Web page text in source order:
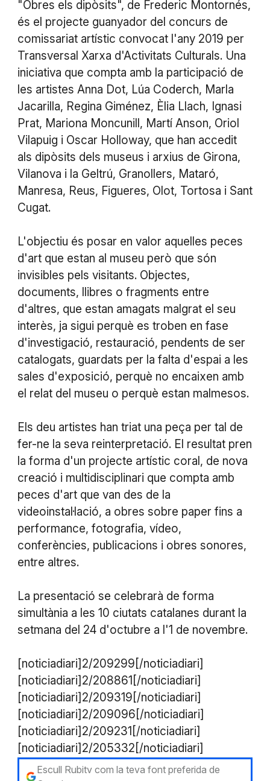
"Obres els dipòsits", de Frederic Montornés,
és el projecte guanyador del concurs de
comissariat artístic convocat l'any 2019 per
Transversal Xarxa d'Activitats Culturals. Una
iniciativa que compta amb la participació de
les artistes Anna Dot, Lúa Coderch, Marla
Jacarilla, Regina Giménez, Èlia Llach, Ignasi
Prat, Mariona Moncunill, Martí Anson, Oriol
Vilapuig i Oscar Holloway, que han accedit
als dipòsits dels museus i arxius de Girona,
Vilanova i la Geltrú, Granollers, Mataró,
Manresa, Reus, Figueres, Olot, Tortosa i Sant
Cugat.
L'objectiu és posar en valor aquelles peces
d'art que estan al museu però que són
invisibles pels visitants. Objectes,
documents, llibres o fragments entre
d'altres, que estan amagats malgrat el seu
interès, ja sigui perquè es troben en fase
d'investigació, restauració, pendents de ser
catalogats, guardats per la falta d'espai a les
sales d'exposició, perquè no encaixen amb
el relat del museu o perquè estan malmesos.
Els deu artistes han triat una peça per tal de
fer-ne la seva reinterpretació. El resultat pren
la forma d'un projecte artístic coral, de nova
creació i multidisciplinari que compta amb
peces d'art que van des de la
videoinstal·lació, a obres sobre paper fins a
performance, fotografia, vídeo,
conferències, publicacions i obres sonores,
entre altres.
La presentació se celebrarà de forma
simultània a les 10 ciutats catalanes durant la
setmana del 24 d'octubre a l'1 de novembre.
[noticiadiari]2/209299[/noticiadiari]
[noticiadiari]2/208861[/noticiadiari]
[noticiadiari]2/209319[/noticiadiari]
[noticiadiari]2/209096[/noticiadiari]
[noticiadiari]2/209231[/noticiadiari]
[noticiadiari]2/205332[/noticiadiari]
Escull Rubitv com la teva font preferida de